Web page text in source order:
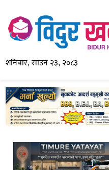
शनिबार, साउन २३, २०८३